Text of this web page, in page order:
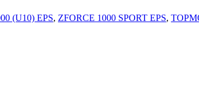
(U10) EPS, ZFORCE 1000 SPORT EPS,